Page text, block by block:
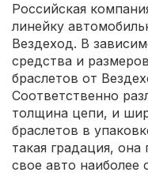
Российская
линейку
Вездеход. В
средства и
браслетов от
Соответственно
толщина цепи, и
браслетов в
такая градация,
свое авто наиболее